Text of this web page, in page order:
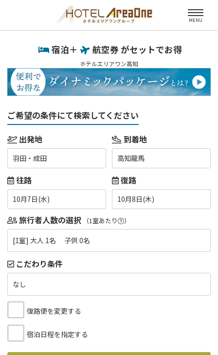
MENU
宿泊＋ 航空券 がセットでお得
ホテルエリアワン高知
ご希望の条件にて検索してください
出発地
羽田・成田
到着地
高知龍馬
往路
10月7日(水)
復路
10月8日(木)
旅行者人数の選択 （1室あたり ）
[1室] 大人 1名 子供 0名
こだわり条件
なし
復路便を変更する
宿泊日程を指定する